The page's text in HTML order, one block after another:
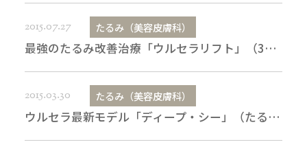
2015.07.27 たるみ（美容皮膚科）
最強のたるみ改善治療「ウルセラリフト」（3ヶ月目）
2015.03.30 たるみ（美容皮膚科）
ウルセラ最新モデル「ディープ・シー」（たるみ治療）